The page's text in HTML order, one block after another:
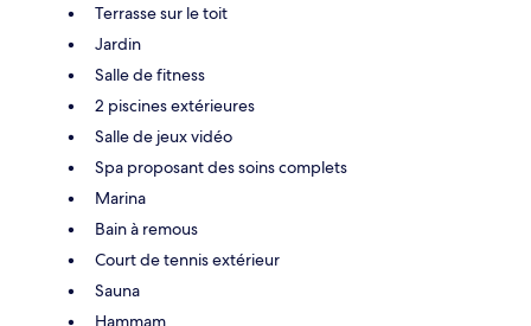
Terrasse sur le toit
Jardin
Salle de fitness
2 piscines extérieures
Salle de jeux vidéo
Spa proposant des soins complets
Marina
Bain à remous
Court de tennis extérieur
Sauna
Hammam